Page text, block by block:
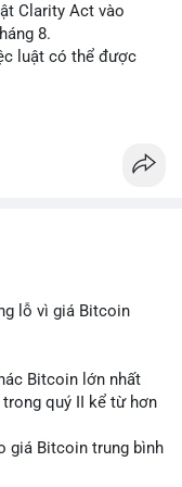
Clarity Act vào
8.
luật có thể được
lỗ vì giá Bitcoin
Bitcoin lớn nhất
quý II kể từ hơn
giá Bitcoin trung bình